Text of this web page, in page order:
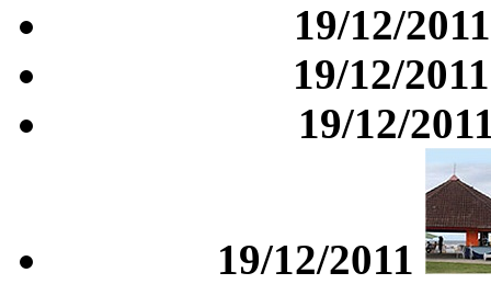
19/12/2011
19/12/2011
19/12/
19/12/2011